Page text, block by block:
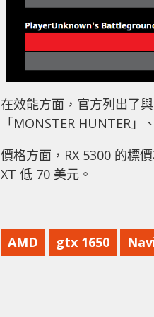
在效能方面，官方列出了
「MONSTER HUNTER
價格方面，RX 5300 的標
XT 低 70 美元。
AMD gtx 1650